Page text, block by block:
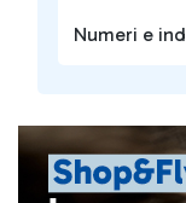
Numeri e